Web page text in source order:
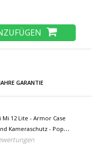
GARANTIE
Mi 12 Lite - Armor Case
Kameraschutz - Pop
Blau